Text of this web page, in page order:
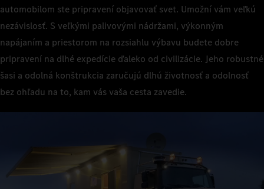
automobilom ste pripravení objavovať svet. Umožní vám veľkú
nezávislosť. S veľkými palivovými nádržami, výkonným
napájaním a priestorom na rozsiahlu výbavu budete dobre
pripravení na dlhé expedície ďaleko od civilizácie. Jeho robustné
šasi a odolná konštrukcia zaručujú dlhú životnosť a odolnosť
bez ohľadu na to, kam vás vaša cesta zavedie.